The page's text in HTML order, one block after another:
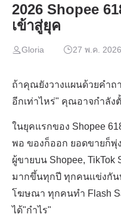
2026 Shopee
เข้าสู่ยุค
Gloria 27 พ.ค.